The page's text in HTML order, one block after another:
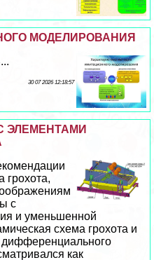
МОДЕЛИРОВАНИЯ
30 07 2026 12:18:57
ЭЛЕМЕНТАМИ
грохота,
с
и уменьшенной
схема грохота и
как